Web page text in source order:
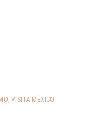
VISITA MÉXICO